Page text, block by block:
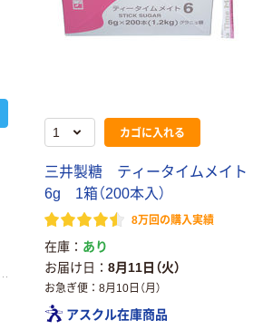
カゴに入れる
三井製糖 ティータイムメイト
6g 1箱（200本入）
8万回の購入実績
在庫
あり
お届け日
8月11日（火）
お急ぎ便 8月10日（月）
アスクル在庫商品